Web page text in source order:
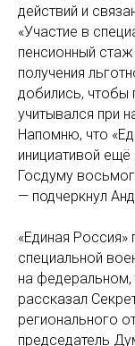
действий и
«Участие в
пенсионный
получения
добились, чтобы
учитывался при
Напомню, что
инициативой ещё
Госдуму
— подчеркнул
«Единая
специальной
на федеральном,
рассказал
регионального
председатель